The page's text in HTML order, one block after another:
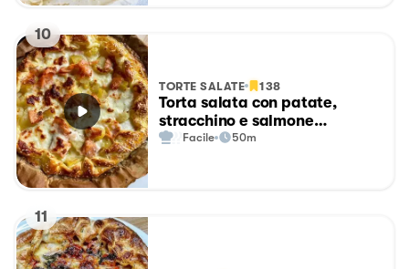
10
TORTE SALATE 138
Torta salata con patate,
stracchino e salmone
affumicato
Facile 50m
11